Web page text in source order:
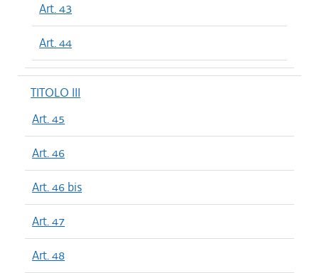
Art. 43
Art. 44
TITOLO III
Art. 45
Art. 46
Art. 46 bis
Art. 47
Art. 48